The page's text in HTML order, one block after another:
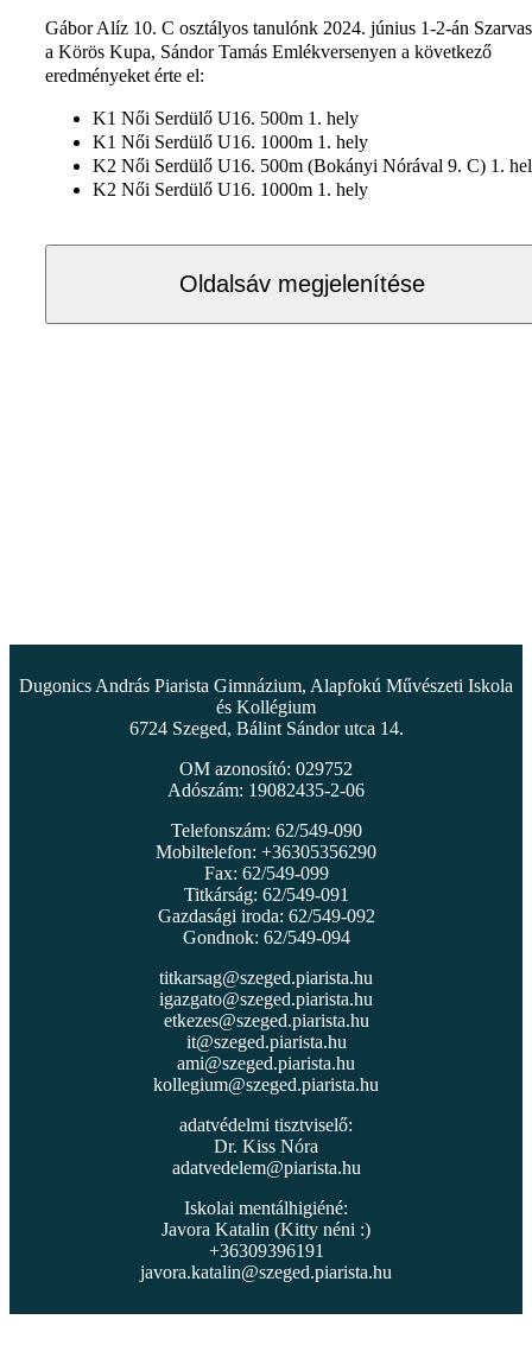
Gábor Alíz 10. C osztályos tanulónk 2024. június 1-2-án
a Körös Kupa, Sándor Tamás Emlékversenyen a következő
eredményeket érte el:
K1 Női Serdülő U16. 500m 1. hely
K1 Női Serdülő U16. 1000m 1. hely
K2 Női Serdülő U16. 500m (Bokányi Nórával 9. C) 1.
K2 Női Serdülő U16. 1000m 1. hely
Oldalsáv megjelenítése
Dugonics András Piarista Gimnázium, Alapfokú Művészeti Iskola
és Kollégium
6724 Szeged, Bálint Sándor utca 14.
OM azonosító: 029752
Adószám: 19082435-2-06
Telefonszám: 62/549-090
Mobiltelefon: +36305356290
Fax: 62/549-099
Titkárság: 62/549-091
Gazdasági iroda: 62/549-092
Gondnok: 62/549-094
titkarsag@szeged.piarista.hu
igazgato@szeged.piarista.hu
etkezes@szeged.piarista.hu
it@szeged.piarista.hu
ami@szeged.piarista.hu
kollegium@szeged.piarista.hu
adatvédelmi tisztviselő:
Dr. Kiss Nóra
adatvedelem@piarista.hu
Iskolai mentálhigiéné:
Javora Katalin (Kitty néni :)
+36309396191
javora.katalin@szeged.piarista.hu